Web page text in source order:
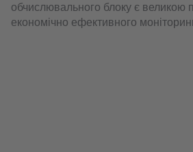
обчислювального блоку є великою
економічно ефективного